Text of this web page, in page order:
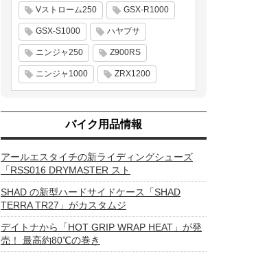
Vストローム250 GSX-R1000
GSX-S1000 ハヤブサ
ニンジャ250 Z900RS
ニンジャ1000 ZRX1200
バイク用品情報
アールエスタイチの新ライディングシューズ
「RSS016 DRYMASTER スト
SHAD の新型ハードサイドケース「SHAD
TERRA TR27」がカスタムジ
デイトナから「HOT GRIP WRAP HEAT」が発
売！ 最高約80℃の巻き